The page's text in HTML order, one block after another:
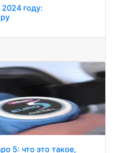
году:
5: что это такое,